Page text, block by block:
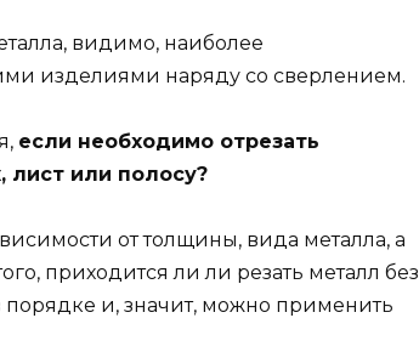
видимо, наиболее
изделиями наряду со сверлением.
если необходимо отрезать
лист или полосу?
от толщины, вида металла, а
приходится ли ли резать металл без
порядке и, значит, можно применить